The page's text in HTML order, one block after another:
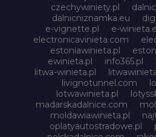
czechywiniety.pl
dalnicniznamka.eu
e-vignette.pl
e-
electronicavinieta.com
estoniawinieta.pl
ewinieta.pl
info365.pl
litwa-winieta.pl
livignotunnel.com
lotwawinieta.pl
madarskadalnice.com
moldawiawinieta.pl
oplatyautostradowe.pl